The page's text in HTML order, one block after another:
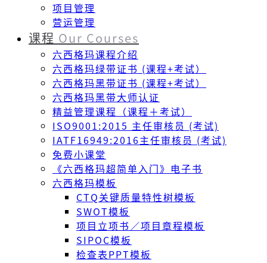
项目管理
营运管理
课程 Our Courses
六西格玛课程介绍
六西格玛绿带证书 (课程+考试）
六西格玛黑带证书 (课程+考试）
六西格玛黑带大师认证
精益管理课程（课程＋考试）
ISO9001:2015 主任审核员 (考试)
IATF16949:2016主任审核员 (考试)
免费小课堂
《六西格玛超简单入门》电子书
六西格玛模板
CTQ关键质量特性树模板
SWOT模板
项目立项书／项目章程模板
SIPOC模板
检查表PPT模板